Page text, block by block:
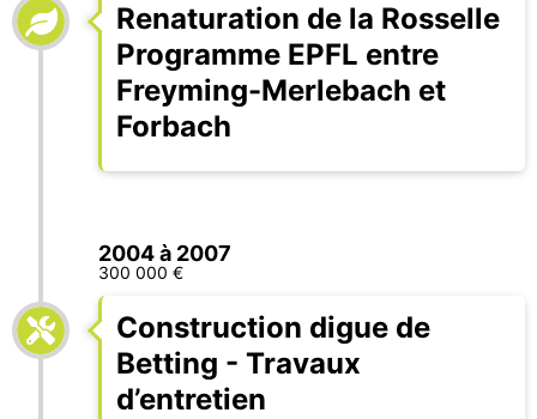
Renaturation de la Rosselle
Programme EPFL entre
Freyming-Merlebach et
Forbach
2004 à 2007
300 000 €
Construction digue de
Betting - Travaux
d’entretien